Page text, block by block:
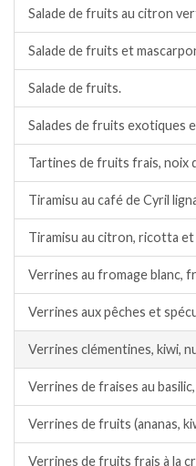
Salade de fruits au citron
Salade de fruits et
Salade de fruits.
Salades de fruits exotiques
Tartines de fruits frais, noix
Tiramisu au café de Cyril
Tiramisu au citron, ricotta et
Verrines au fromage blanc,
Verrines aux pêches et
Verrines clémentines, kiwi,
Verrines de fraises au
Verrines de fruits (ananas,
Verrines de fruits frais à la